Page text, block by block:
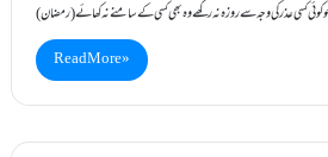
Read More »